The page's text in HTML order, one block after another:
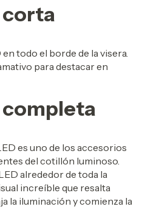
todo el borde de la visera.
para destacar en
es uno de los accesorios
del cotillón luminoso.
alrededor de toda la
increíble que resalta
la iluminación y comienza la